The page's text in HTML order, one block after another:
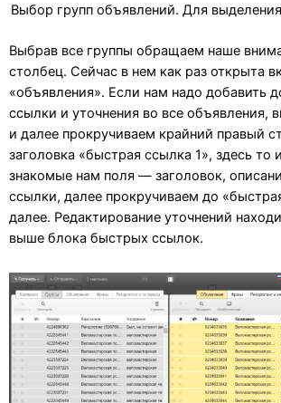
Выбор групп объявлений. Для
Выбрав все группы обращаем наше
столбец. Сейчас в нем как раз открыта
«объявления». Если нам надо добавить
ссылки и уточнения во все объявления,
и далее прокручиваем крайний правый
заголовка «быстрая ссылка 1», здесь то
знакомые нам поля — заголовок,
ссылки, далее прокручиваем до
далее. Редактирование уточнений
выше блока быстрых ссылок.